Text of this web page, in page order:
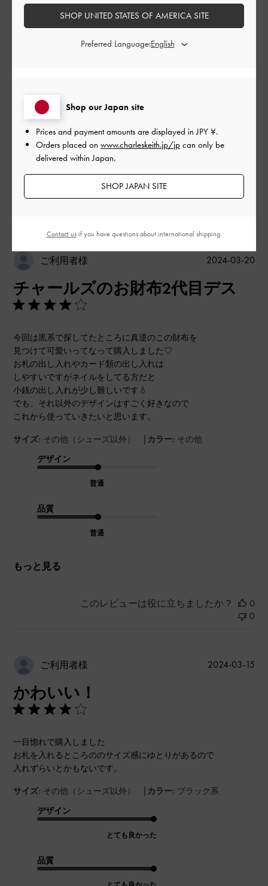
お値段の割に可愛すぎる
品質
とても良かった
もっと見る
このレビューは役に立ちましたか？
ご利用者様
チャールズのお財布2代目デス
今回は黒系で探してたところに真逆のこの財布を
見つけて可愛いってなって購入しました♡
お札の出し入れやカード類の出し入れは
しやすいですがネイルをしてる方だと
小銭の出し入れが少し難しいです💧
でも、それ以外のデザインはすごく好きなので
これから使っていきたいと思います。
サイズ: その他（シューズ以外） | カラー: その他
デザイン
普通
品質
普通
もっと見る
公
2024-03-20
このレビューは役に立ちましたか？
0
0
ご利用者様
かわいい！
一目惚れで購入しました
お札を入れるところののサイズ感にゆとりがあるので
入れずらいとかもないです。
サイズ: その他（シューズ以外） | カラー: ブラック系
デザイン
とても良かった
品質
公
2024-03-15
Shop our Japan site
Prices and payment amounts are displayed inJPY ¥.
Orders placed on www.charleskeith.jp/jp can only be
delivered within Japan.
SHOP JAPAN SITE
SHOP UNITED STATES OF AMERICA SITE
Preferred Language:
Contact usif you have questions about international shipping.